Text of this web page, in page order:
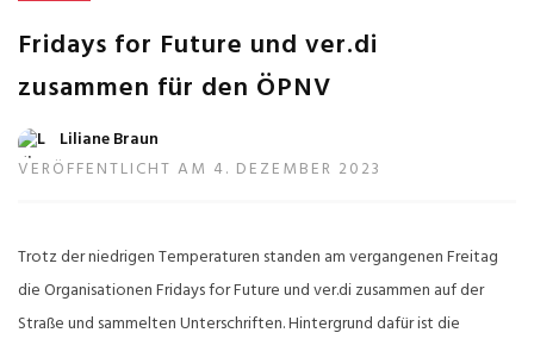
Fridays for Future und ver.di
zusammen für den ÖPNV
Liliane Braun
VERÖFFENTLICHT AM 4. DEZEMBER 2023
Trotz der niedrigen Temperaturen standen am vergangenen Freitag
die Organisationen Fridays for Future und ver.di zusammen auf der
Straße und sammelten Unterschriften. Hintergrund dafür ist die